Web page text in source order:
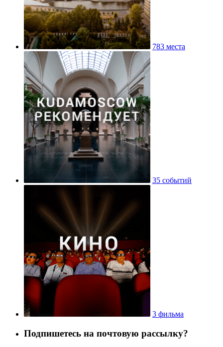
783 места
35 событий
3 фильма
Подпишетесь на почтовую рассылку?